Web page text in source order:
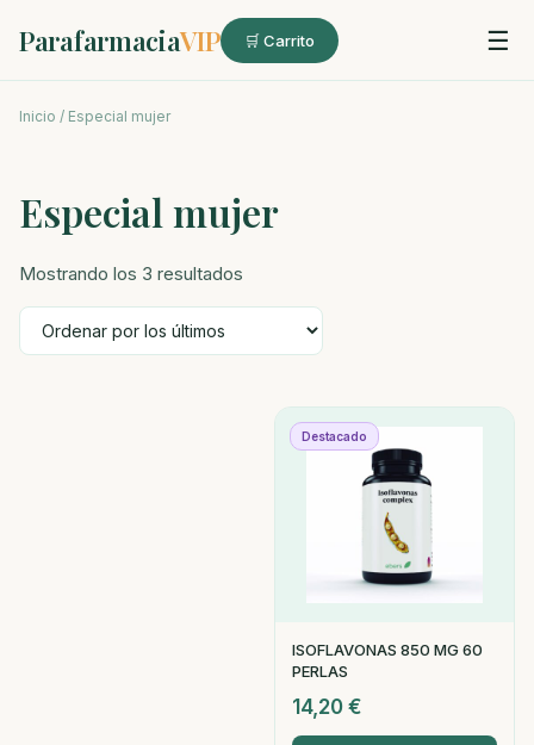
ParafarmaciaVIP 🛒 Carrito ☰
Inicio / Especial mujer
Especial mujer
Mostrando los 3 resultados
por
últimos
Destacado
ISOFLAVONAS 850 MG 60
PERLAS
14,20 €